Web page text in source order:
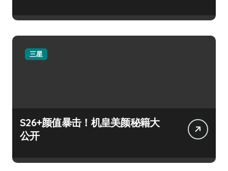
三星
S26+颜值暴击！机皇美颜秘籍大
公开